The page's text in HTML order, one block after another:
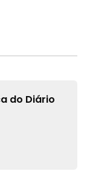
do Diário